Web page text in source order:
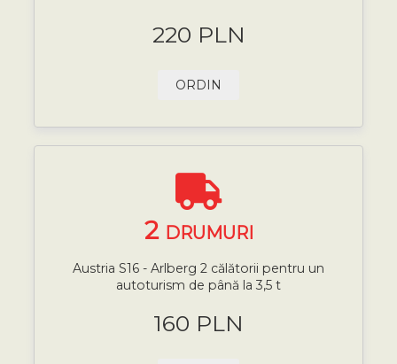
220 PLN
ORDIN
2 DRUMURI
Austria S16 - Arlberg 2 călătorii pentru un
autoturism de până la 3,5 t
160 PLN